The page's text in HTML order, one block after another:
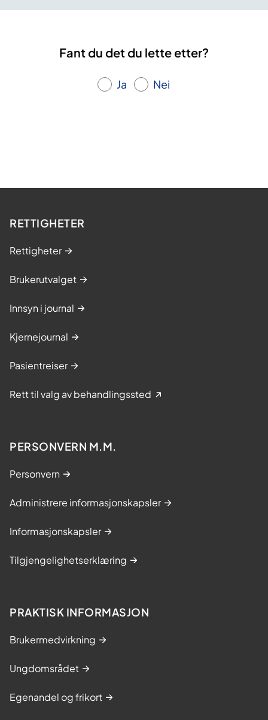
Fant du det du lette etter?
Ja Nei
RETTIGHETER
Rettigheter
Brukerutvalget
Innsyn i journal
Kjernejournal
Pasientreiser
Rett til valg av behandlingssted
PERSONVERN M.M.
Personvern
Administrere informasjonskapsler
Informasjonskapsler
Tilgjengelighetserklæring
PRAKTISK INFORMASJON
Brukermedvirkning
Ungdomsrådet
Egenandel og frikort